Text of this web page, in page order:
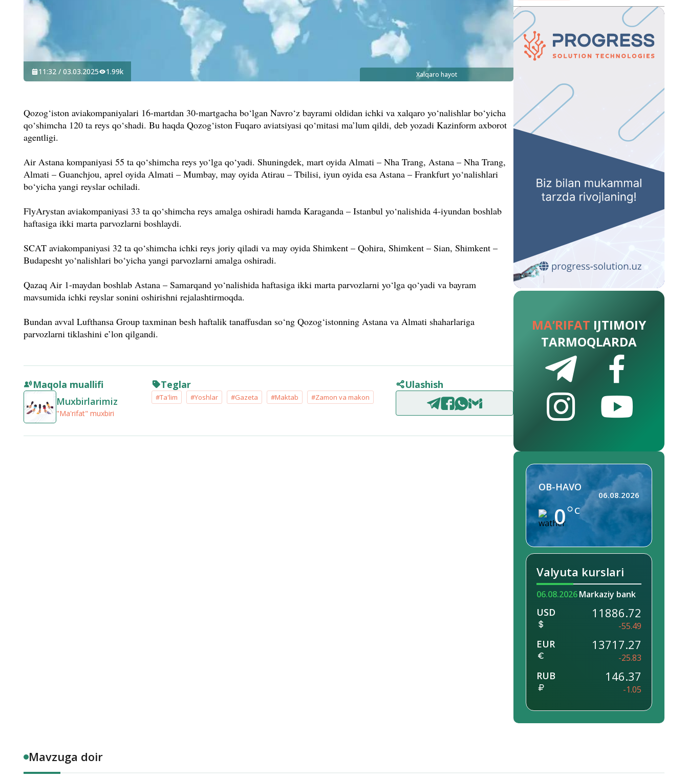
Xalqaro hayot
11:32 / 03.03.2025 1.99k
Qozog‘iston aviakompaniyalari 16-martdan 30-martgacha bo‘lgan Navro‘z bayrami oldidan ichki va xalqaro yo‘nalishlar bo‘yicha
qo‘shimcha 120 ta reys qo‘shadi. Bu haqda Qozog‘iston Fuqaro aviatsiyasi qo‘mitasi ma’lum qildi, deb yozadi Kazinform axborot
agentligi.
Air Astana kompaniyasi 55 ta qo‘shimcha reys yo‘lga qo‘yadi. Shuningdek, mart oyida Almati – Nha Trang, Astana – Nha Trang,
Almati – Guanchjou, aprel oyida Almati – Mumbay, may oyida Atirau – Tbilisi, iyun oyida esa Astana – Frankfurt yo‘nalishlari
bo‘yicha yangi reyslar ochiladi.
FlyArystan aviakompaniyasi 33 ta qo‘shimcha reys amalga oshiradi hamda Karaganda – Istanbul yo‘nalishida 4-iyundan boshlab
haftasiga ikki marta parvozlarni boshlaydi.
SCAT aviakompaniyasi 32 ta qo‘shimcha ichki reys joriy qiladi va may oyida Shimkent – Qohira, Shimkent – Sian, Shimkent –
Budapesht yo‘nalishlari bo‘yicha yangi parvozlarni amalga oshiradi.
Qazaq Air 1-maydan boshlab Astana – Samarqand yo‘nalishida haftasiga ikki marta parvozlarni yo‘lga qo‘yadi va bayram
mavsumida ichki reyslar sonini oshirishni rejalashtirmoqda.
Bundan avval Lufthansa Group taxminan besh haftalik tanaffusdan so‘ng Qozog‘istonning Astana va Almati shaharlariga
parvozlarni tiklashini e’lon qilgandi.
Maqola muallifi
Muxbirlarimiz
"Ma'rifat" muxbiri
Teglar
#Ta'lim #Yoshlar #Gazeta #Maktab #Zamon va makon
Ulashish
MA’RIFAT IJTIMOIY
TARMOQLARDA
OB-HAVO
0 C
06.08.2026
Valyuta kurslari
06.08.2026Markaziy bank
USD 11886.72
-55.49
EUR 13717.27
-25.83
RUB 146.37
-1.05
Mavzuga doir